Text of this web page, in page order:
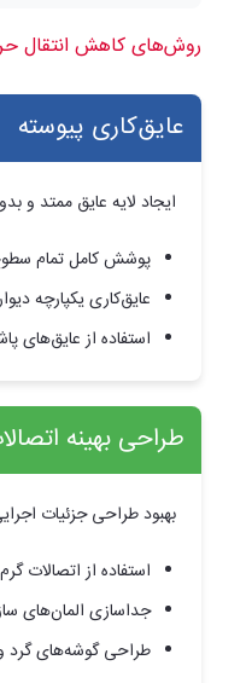
روش‌های کاهش انتقال
عایق‌کاری پیوسته
ایجاد لایه عایق ممتد و
پوشش کامل تمام
عایق‌کاری یکپارچه
استفاده از
طراحی بهینه
بهبود طراحی جزئیات
استفاده از اتصالات گرم
جداسازی المان‌های
طراحی گوشه‌های گرد